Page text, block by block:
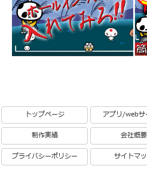
トップページ アプリ/webサ
制作実績 会社概要
プライバシーポリシー サイトマ